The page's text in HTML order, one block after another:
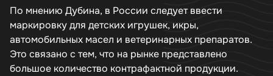
По мнению Дубина, в России следует ввести
маркировку для детских игрушек, икры,
автомобильных масел и ветеринарных препаратов.
Это связано с тем, что на рынке представлено
большое количество контрафактной продукции.